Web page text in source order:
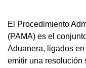
El Procedimiento
(PAMA) es el
Aduanera, ligados
emitir una resolución